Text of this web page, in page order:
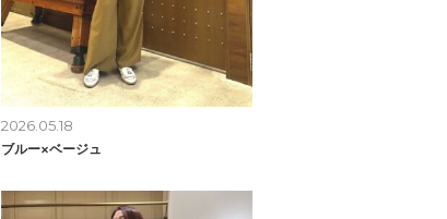
2026.05.18
ブルー×ベージュ